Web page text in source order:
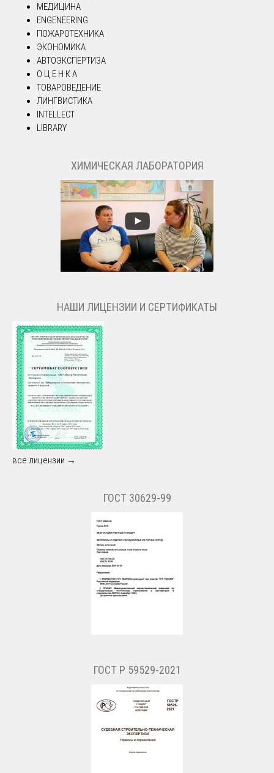
МЕДИЦИНА
ENGENEERING
ПОЖАРОТЕХНИКА
ЭКОНОМИКА
АВТОЭКСПЕРТИЗА
О Ц Е Н К А
ТОВАРОВЕДЕНИЕ
ЛИНГВИСТИКА
INTELLECT
LIBRARY
ХИМИЧЕСКАЯ ЛАБОРАТОРИЯ
НАШИ ЛИЦЕНЗИИ И СЕРТИФИКАТЫ
все лицензии →
ГОСТ 30629-99
ГОСТ Р 59529-2021